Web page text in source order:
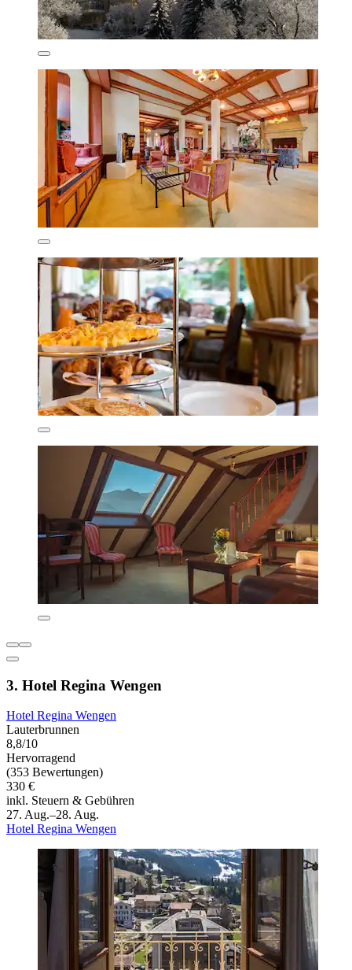
3. Hotel Regina Wengen
Hotel Regina Wengen
Lauterbrunnen
8,8/10
Hervorragend
(353 Bewertungen)
330 €
inkl. Steuern & Gebühren
27. Aug.–28. Aug.
Hotel Regina Wengen